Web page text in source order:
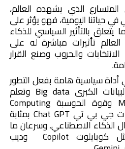
الذي يشهده العالم،
حياتنا اليومية، فهو يؤثر على
بالتأثير السياسي للذكاء
تأثيرات مباشرة له على
والحروب وصنع القرار
سياسية هامة بفعل التطور
الكبرى Big dataوتعلم
وقوة الحوسبة Computing
جي بي تي Chat GPT بمثابة
الذكاء الاصطناعي. وسرعان ما
كوبايلوت Copilot وديب